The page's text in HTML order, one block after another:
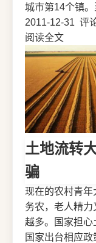
城市第14个镇
2011-12-31 评
阅读全文
土地流转
骗
现在的农村青年
务农，老人精
越多。国家担心
国家出台相应